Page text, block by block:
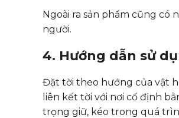
Ngoài ra sản phẩm cũng
người.
4. Hướng dẫn sử
Đặt tời theo hướng của vật
liên kết tời với nơi cố định
trọng giữ, kéo trong quá